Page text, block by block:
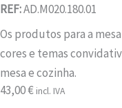
REF:AD.M020.180.01
Os produtos para a
cores e temas
mesa e cozinha.
43,00€ incl. IVA